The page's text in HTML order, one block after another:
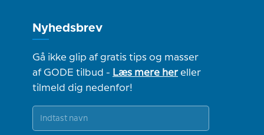
Nyhedsbrev
Gå ikke glip af gratis tips og masser
af GODE tilbud - Læs mere hereller
tilmeld dig nedenfor!